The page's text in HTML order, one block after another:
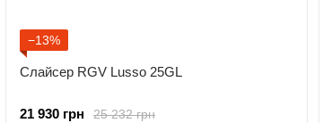
−13%
Слайсер RGV Lusso 25GL
25 232 грн
21 930 грн